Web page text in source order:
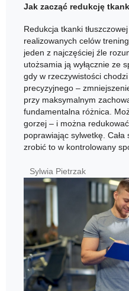
Jak zacząć redukcję
Redukcja tkanki
realizowanych celów
jeden z najczęściej źle
utożsamia ją wyłącznie ze
gdy w rzeczywistości
precyzyjnego –
przy maksymalnym
fundamentalna różnica.
gorzej – i można redukować
poprawiając sylwetkę.
zrobić to w kontrolowany
Sylwia Pietrzak